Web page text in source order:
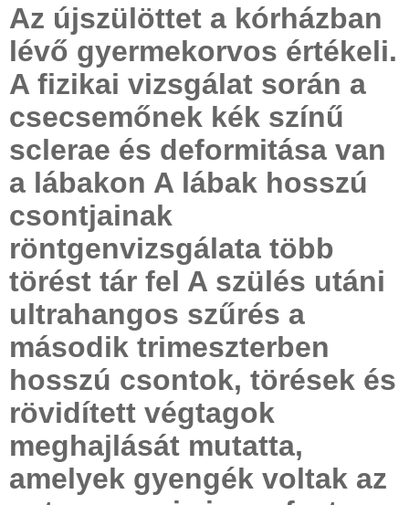
Az újszülöttet a kórházban
lévő gyermekorvos értékeli.
A fizikai vizsgálat során a
csecsemőnek kék színű
sclerae és deformitása van
a lábakon A lábak hosszú
csontjainak
röntgenvizsgálata több
törést tár fel A szülés utáni
ultrahangos szűrés a
második trimeszterben
hosszú csontok, törések és
rövidített végtagok
meghajlását mutatta,
amelyek gyengék voltak az